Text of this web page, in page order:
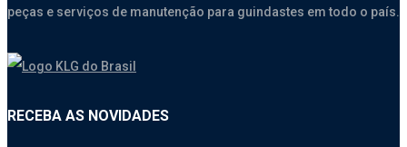
peças e serviços de manutenção para guindastes em todo o país.
RECEBA AS NOVIDADES